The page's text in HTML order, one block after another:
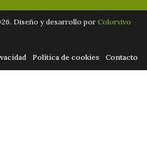
Diseño y desarrollo por Colorvivo
Política de cookies Contacto